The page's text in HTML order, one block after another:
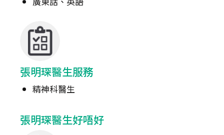
張明琛醫生服務
精神科醫生
張明琛醫生好唔好